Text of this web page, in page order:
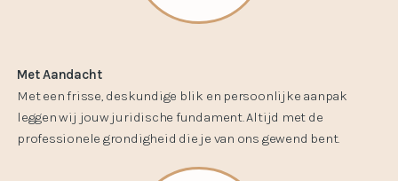
Met Aandacht
Met een frisse, deskundige blik en persoonlijke aanpak
leggen wij jouw juridische fundament. Altijd met de
professionele grondigheid die je van ons gewend bent.